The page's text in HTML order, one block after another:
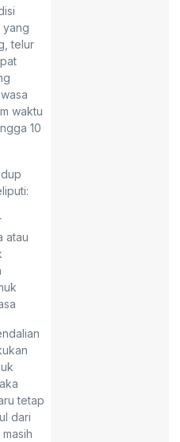
yang
telur
waktu
10
atau
tetap
dari